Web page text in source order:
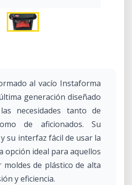
al vacío Instaforma
generación diseñado
necesidades tanto de
de aficionados. Su
su interfaz fácil de usar la
opción ideal para aquellos
moldes de plástico de alta
y eficiencia.